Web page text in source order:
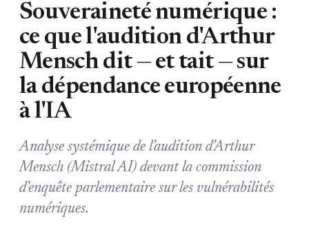
Souveraineté numérique :
ce que l'audition d'Arthur
Mensch dit — et tait — sur
la dépendance européenne
à l'IA
Analyse systémique de l’audition d’Arthur
Mensch (Mistral AI) devant la commission
d’enquête parlementaire sur les vulnérabilités
numériques.